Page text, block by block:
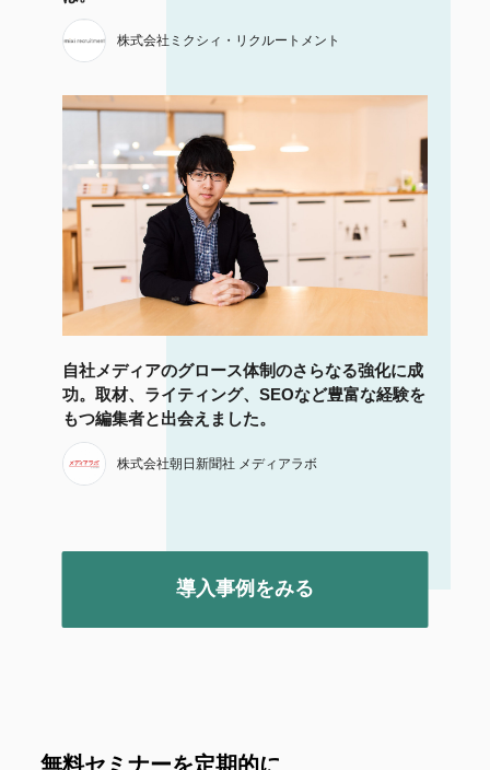
株式会社ミクシィ・リクルートメント
自社メディアのグロース体制のさらなる強化に成
功。取材、ライティング、SEOなど豊富な経験を
もつ編集者と出会えました。
株式会社朝日新聞社 メディアラボ
導入事例をみる
無料セミナーを定期的に